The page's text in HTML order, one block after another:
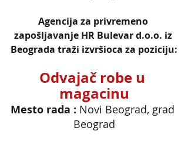
Agencija za privremeno
zapošljavanje HR Bulevar d.o.o. iz
Beograda traži izvršioca za poziciju:
Odvajač robe u
magacinu
Mesto rada : Novi Beograd, grad
Beograd